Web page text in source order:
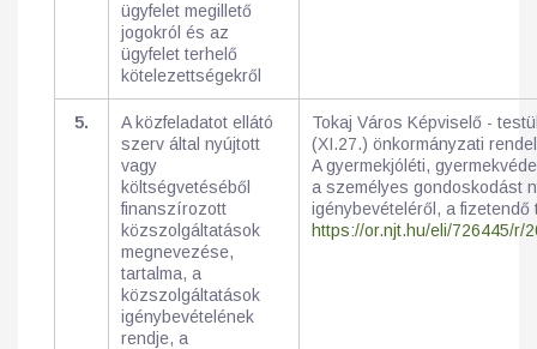
ügyfelet megillető
jogokról és az
ügyfelet terhelő
kötelezettségekről
5.
A közfeladatot ellátó
szerv által nyújtott
vagy
költségvetéséből
finanszírozott
közszolgáltatások
megnevezése,
tartalma, a
közszolgáltatások
igénybevételének
rendje, a
Tokaj Város Képviselő -
(XI.27.) önkormányzati
A gyermekjóléti,
a személyes gondoskodást
igénybevételéről, a
https://or.njt.hu/eli/726445/r/